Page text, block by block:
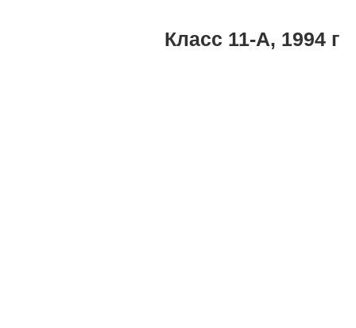
Класс 11-А, 1994 г